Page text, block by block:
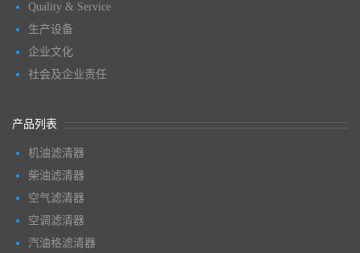
Quality & Service
生产设备
企业文化
社会及企业责任
产品列表
机油滤清器
柴油滤清器
空气滤清器
空调滤清器
汽油格滤清器